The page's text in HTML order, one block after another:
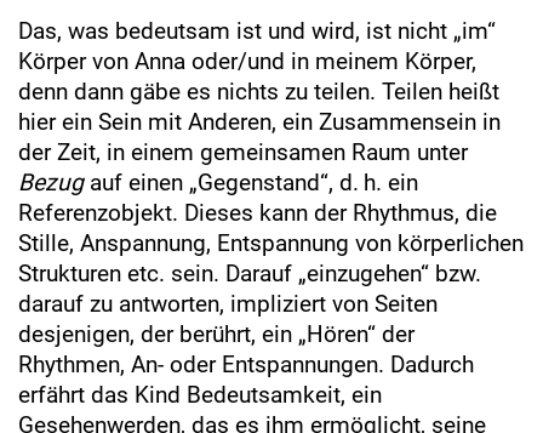
Das, was bedeutsam ist und wird, ist nicht „im“
Körper von Anna oder/und in meinem Körper,
denn dann gäbe es nichts zu teilen. Teilen heißt
hier ein Sein mit Anderen, ein Zusammensein in
der Zeit, in einem gemeinsamen Raum unter
Bezugauf einen „Gegenstand“, d. h. ein
Referenzobjekt. Dieses kann der Rhythmus, die
Stille, Anspannung, Entspannung von körperlichen
Strukturen etc. sein. Darauf „einzugehen“ bzw.
darauf zu antworten, impliziert von Seiten
desjenigen, der berührt, ein „Hören“ der
Rhythmen, An- oder Entspannungen. Dadurch
erfährt das Kind Bedeutsamkeit, ein
Gesehenwerden, das es ihm ermöglicht, seine